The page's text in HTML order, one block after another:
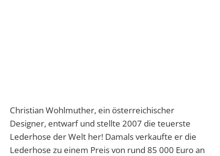
Christian Wohlmuther, ein österreichischer
Designer, entwarf und stellte 2007 die teuerste
Lederhose der Welt her! Damals verkaufte er die
Lederhose zu einem Preis von rund 85 000 Euro an